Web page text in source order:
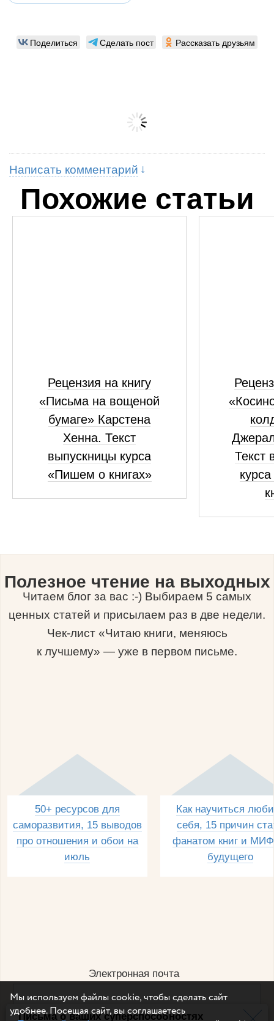
Письма о ваших суперспособностях
Поделиться Сделать пост Рассказать друзьям
Написать комментарий
Похожие статьи
Рецензия на книгу
«Письма на вощеной
бумаге» Карстена
Хенна. Текст
выпускницы курса
«Пишем о книгах»
Текст
Полезное чтение на выходных
Читаем блог за вас :-) Выбираем 5 самых
ценных статей и присылаем раз в две недели.
Чек-лист «Читаю книги, меняюсь
к лучшему» — уже в первом письме.
50+ ресурсов для
саморазвития, 15 выводов
про отношения и обои на
июль
Как научиться
себя, 15 причин
фанатом книг и
будущего
Электронная почта
Например, dulsineya@gmail.com
Мы используем файлы cookie, чтобы сделать сайт
удобнее. Посещая сайт, вы соглашаетесь